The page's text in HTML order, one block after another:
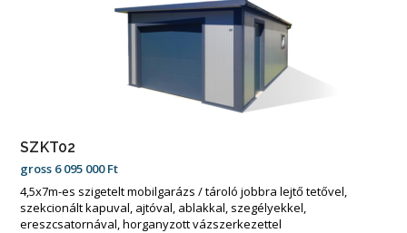
SZKT02
gross 6 095 000Ft
4,5x7m-es szigetelt mobilgarázs / tároló jobbra lejtő tetővel,
szekcionált kapuval, ajtóval, ablakkal, szegélyekkel,
ereszcsatornával, horganyzott vázszerkezettel